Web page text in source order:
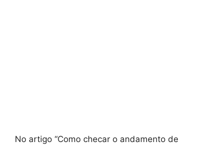
No artigo “Como checar o andamento de